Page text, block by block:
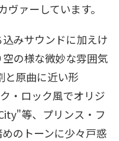
ァーしています。
みサウンドに加えけ
の様な微妙な雰囲気
原曲に近い形
・ロック風でオリジ
等、プリンス・フ
のトーンに少々戸惑